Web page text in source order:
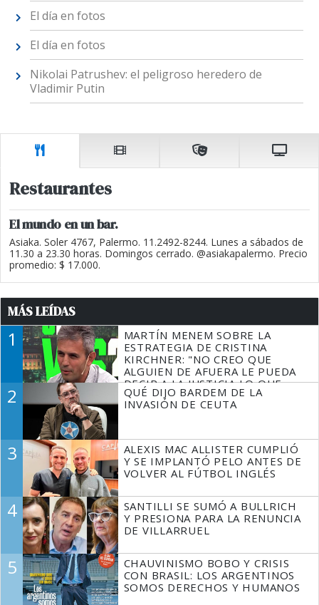
El día en fotos
El día en fotos
Nikolai Patrushev: el peligroso heredero de
Vladimir Putin
Restaurantes
El mundo en un bar.
Asiaka. Soler 4767, Palermo. 11.2492-8244. Lunes a sábados de
11.30 a 23.30 horas. Domingos cerrado. @asiakapalermo. Precio
promedio: $ 17.000.
MÁS LEÍDAS
1
MARTÍN MENEM SOBRE LA
ESTRATEGIA DE CRISTINA
KIRCHNER: "NO CREO QUE
ALGUIEN DE AFUERA LE PUEDA
DECIR A LA JUSTICIA LO QUE
TIENE QUE HACER"
2
QUÉ DIJO BARDEM DE LA
INVASIÓN DE CEUTA
3
ALEXIS MAC ALLISTER CUMPLIÓ
Y SE IMPLANTÓ PELO ANTES DE
VOLVER AL FÚTBOL INGLÉS
4
SANTILLI SE SUMÓ A BULLRICH
Y PRESIONA PARA LA RENUNCIA
DE VILLARRUEL
5
CHAUVINISMO BOBO Y CRISIS
CON BRASIL: LOS ARGENTINOS
SOMOS DERECHOS Y HUMANOS